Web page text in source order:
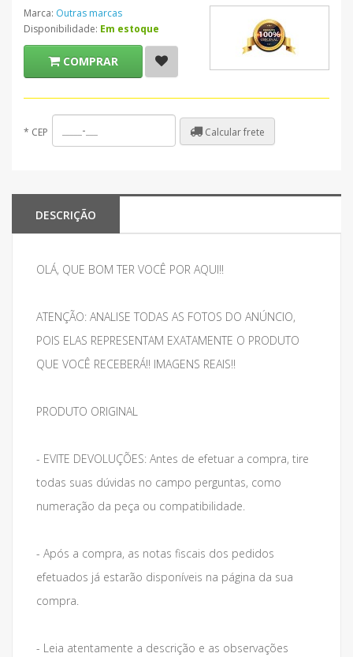
Marca: Outras marcas
Disponibilidade: Em estoque
COMPRAR
* CEP Calcular frete
DESCRIÇÃO
OLÁ, QUE BOM TER VOCÊ POR AQUI!!
ATENÇÃO: ANALISE TODAS AS FOTOS DO ANÚNCIO,
POIS ELAS REPRESENTAM EXATAMENTE O PRODUTO
QUE VOCÊ RECEBERÁ!! IMAGENS REAIS!!
PRODUTO ORIGINAL
- EVITE DEVOLUÇÕES: Antes de efetuar a compra, tire
todas suas dúvidas no campo perguntas, como
numeração da peça ou compatibilidade.
- Após a compra, as notas fiscais dos pedidos
efetuados já estarão disponíveis na página da sua
compra.
- Leia atentamente a descrição e as observações